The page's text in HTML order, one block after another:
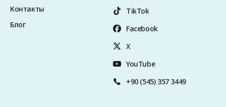
Контакты
Блог
TikTok
Facebook
X
YouTube
+90 (545) 357 3449